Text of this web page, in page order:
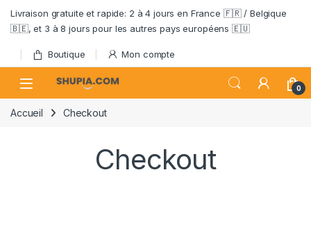
Livraison gratuite et rapide: 2 à 4 jours en France 🇫🇷 / Belgique
🇧🇪, et 3 à 8 jours pour les autres pays européens 🇪🇺
Boutique Mon compte
Open 0
Accueil Checkout
Checkout